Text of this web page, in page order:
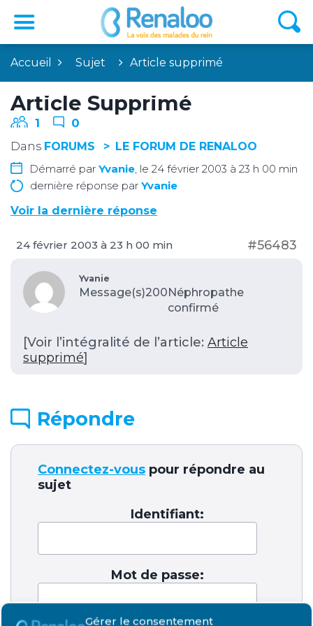
Gérer le consentement
Accueil Sujet Article supprimé
Article Supprimé
1 0
Dans FORUMS
LE FORUM DE RENALOO
Démarré par Yvanie , le 24 février 2003 à 23 h 00 min
dernière réponse par Yvanie
Voir la dernière réponse
24 février 2003 à 23 h 00 min #56483
Yvanie
Message(s)200Néphropathe
confirmé
[Voir l’intégralité de l’article: Article
supprimé]
Répondre
Connectez-vous pour répondre au
sujet
Identifiant:
Mot de passe: